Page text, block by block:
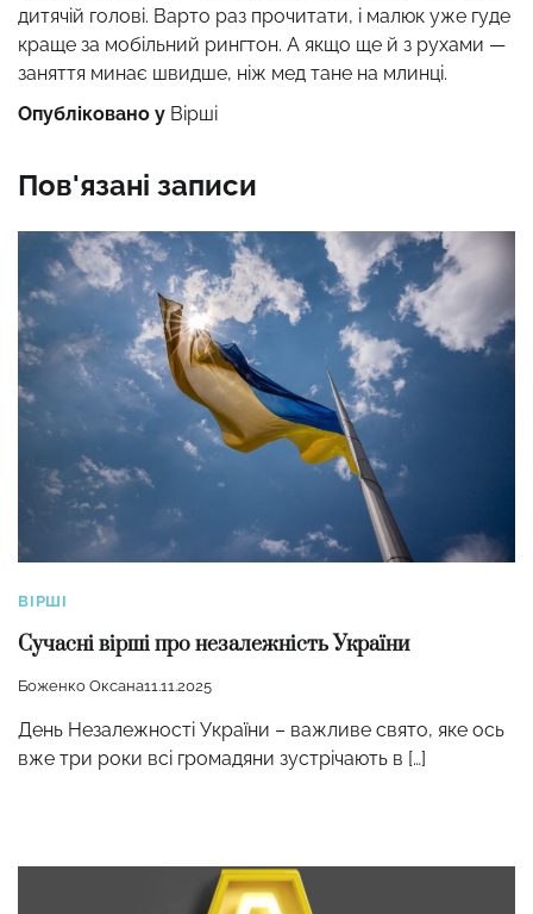
дитячій голові. Варто раз прочитати, і малюк уже гуде
краще за мобільний рингтон. А якщо ще й з рухами —
заняття минає швидше, ніж мед тане на млинці.
Опубліковано у Вірші
Пов'язані записи
ВІРШІ
Сучасні вірші про незалежність України
Боженко Оксана11.11.2025
День Незалежності України – важливе свято, яке ось
вже три роки всі громадяни зустрічають в […]